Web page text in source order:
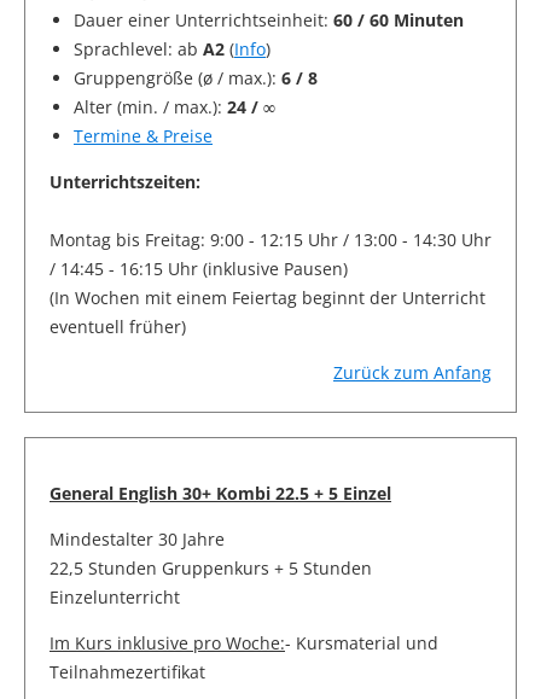
Dauer einer Unterrichtseinheit: 60 / 60 Minuten
Sprachlevel: ab A2 (Info)
Gruppengröße (ø / max.): 6 / 8
Alter (min. / max.): 24 / ∞
Termine & Preise
Unterrichtszeiten:
Montag bis Freitag: 9:00 - 12:15 Uhr / 13:00 - 14:30 Uhr
/ 14:45 - 16:15 Uhr (inklusive Pausen)
(In Wochen mit einem Feiertag beginnt der Unterricht
eventuell früher)
Zurück zum Anfang
General English 30+ Kombi 22.5 + 5 Einzel
Mindestalter 30 Jahre
22,5 Stunden Gruppenkurs + 5 Stunden
Einzelunterricht
Im Kurs inklusive pro Woche:- Kursmaterial und
Teilnahmezertifikat